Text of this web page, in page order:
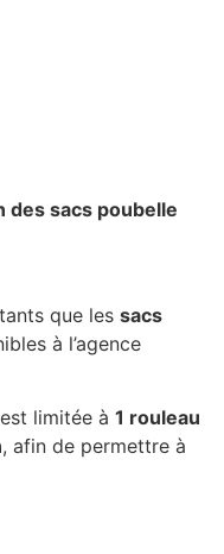
des sacs poubelle
que les sacs
à l’agence
limitée à 1 rouleau
, afin de permettre à